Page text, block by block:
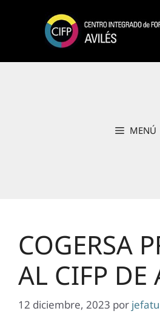
contenido
MENÚ
COGERSA
AL CIFP DE
12 diciembre, 2023 por